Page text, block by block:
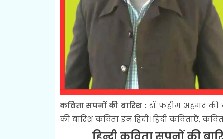
कविता सपनों की बारिश : डॉ. फहीम अहमद की
की बारिश कविता इन हिंदी। हिंदी कविताएँ,
हिन्दी कविता सपनों की